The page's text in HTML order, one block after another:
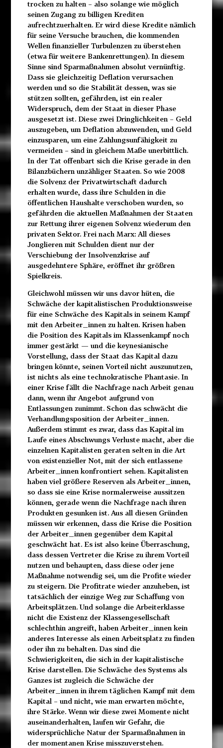
trocken zu halten – also solange wie möglich
seinen Zugang zu billigen Krediten
aufrechtzuerhalten. Er wird diese Kredite nämlich
für seine Versuche brauchen, die kommenden
Wellen finanzieller Turbulenzen zu überstehen
(etwa für weitere Bankenrettungen). In diesem
Sinne sind Sparmaßnahmen absolut vernünftig.
Dass sie gleichzeitig Deflation verursachen
werden und so die Stabilität dessen, was sie
stützen sollten, gefährden, ist ein realer
Widerspruch, dem der Staat in dieser Phase
ausgesetzt ist. Diese zwei Dringlichkeiten – Geld
auszugeben, um Deflation abzuwenden, und Geld
einzusparen, um eine Zahlungsunfähigkeit zu
vermeiden – sind in gleichem Maße unerbittlich.
In der Tat offenbart sich die Krise gerade in den
Bilanzbüchern unzähliger Staaten. So wie 2008
die Solvenz der Privatwirtschaft dadurch
erhalten wurde, dass ihre Schulden in die
öffentlichen Haushalte verschoben wurden, so
gefährden die aktuellen Maßnahmen der Staaten
zur Rettung ihrer eigenen Solvenz wiederum den
privaten Sektor. Frei nach Marx: All dieses
Jonglieren mit Schulden dient nur der
Verschiebung der Insolvenzkrise auf
ausgedehntere Sphäre, eröffnet ihr größren
Spielkreis.
Gleichwohl müssen wir uns davor hüten, die
Schwäche der kapitalistischen Produktionsweise
für eine Schwäche des Kapitals in seinem Kampf
mit den Arbeiter_innen zu halten. Krisen haben
die Position des Kapitals im Klassenkampf noch
immer gestärkt — und die keynesianische
Vorstellung, dass der Staat das Kapital dazu
bringen könnte, seinen Vorteil nicht auszunutzen,
ist nichts als eine technokratische Phantasie. In
einer Krise fällt die Nachfrage nach Arbeit genau
dann, wenn ihr Angebot aufgrund von
Entlassungen zunimmt. Schon das schwächt die
Verhandlungsposition der Arbeiter_innen.
Außerdem stimmt es zwar, dass das Kapital im
Laufe eines Abschwungs Verluste macht, aber die
einzelnen Kapitalisten geraten selten in die Art
von existenzieller Not, mit der sich entlassene
Arbeiter_innen konfrontiert sehen. Kapitalisten
haben viel größere Reserven als Arbeiter_innen,
so dass sie eine Krise normalerweise aussitzen
können, gerade wenn die Nachfrage nach ihren
Produkten gesunken ist. Aus all diesen Gründen
müssen wir erkennen, dass die Krise die Position
der Arbeiter_innen gegenüber dem Kapital
geschwächt hat. Es ist also keine Überraschung,
dass dessen Vertreter die Krise zu ihrem Vorteil
nutzen und behaupten, dass diese oder jene
Maßnahme notwendig sei, um die Profite wieder
zu steigern. Die Profitrate wieder anzuheben, ist
tatsächlich der einzige Weg zur Schaffung von
Arbeitsplätzen. Und solange die Arbeiterklasse
nicht die Existenz der Klassengesellschaft
schlechthin angreift, haben Arbeiter_innen kein
anderes Interesse als einen Arbeitsplatz zu finden
oder ihn zu behalten. Das sind die
Schwierigkeiten, die sich in der kapitalistische
Krise darstellen. Die Schwäche des Systems als
Ganzes ist zugleich die Schwäche der
Arbeiter_innen in ihrem täglichen Kampf mit dem
Kapital – und nicht, wie man erwarten möchte,
ihre Stärke. Wenn wir diese zwei Momente nicht
auseinanderhalten, laufen wir Gefahr, die
widersprüchliche Natur der Sparmaßnahmen in
der momentanen Krise misszuverstehen.